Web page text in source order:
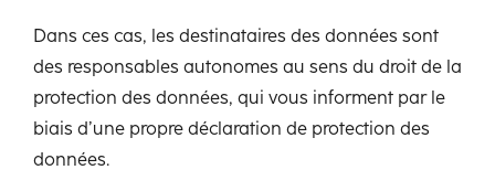
Dans ces cas, les destinataires des données sont
des responsables autonomes au sens du droit de la
protection des données, qui vous informent par le
biais d’une propre déclaration de protection des
données.